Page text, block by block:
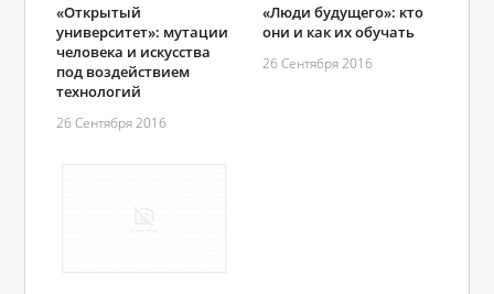
«Открытый
университет»: мутации
человека и искусства
под воздействием
технологий
26 Сентября 2016
«Люди будущего»: кто
они и как их обучать
26 Сентября 2016